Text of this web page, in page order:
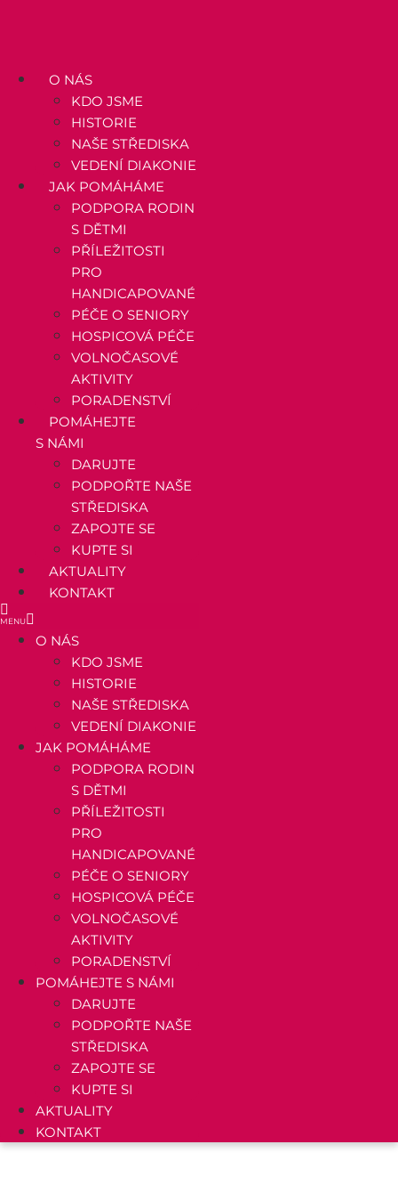
O NÁS
KDO JSME
HISTORIE
NAŠE STŘEDISKA
VEDENÍ DIAKONIE
JAK POMÁHÁME
PODPORA RODIN
S DĚTMI
PŘÍLEŽITOSTI
PRO
HANDICAPOVANÉ
PÉČE O SENIORY
HOSPICOVÁ PÉČE
VOLNOČASOVÉ
AKTIVITY
PORADENSTVÍ
POMÁHEJTE
S NÁMI
DARUJTE
PODPOŘTE NAŠE
STŘEDISKA
ZAPOJTE SE
KUPTE SI
AKTUALITY
KONTAKT
O NÁS
KDO JSME
HISTORIE
NAŠE STŘEDISKA
VEDENÍ DIAKONIE
JAK POMÁHÁME
PODPORA RODIN
S DĚTMI
PŘÍLEŽITOSTI
PRO
HANDICAPOVANÉ
PÉČE O SENIORY
HOSPICOVÁ PÉČE
VOLNOČASOVÉ
AKTIVITY
PORADENSTVÍ
POMÁHEJTE S NÁMI
DARUJTE
PODPOŘTE NAŠE
STŘEDISKA
ZAPOJTE SE
KUPTE SI
AKTUALITY
KONTAKT